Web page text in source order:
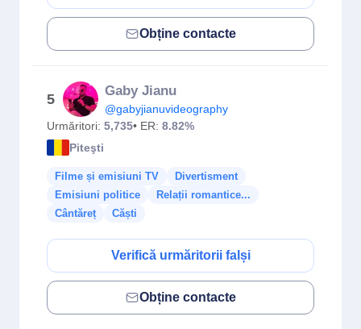
Obține contacte
5
Gaby Jianu
@gabyjianuvideography
Urmăritori: 5,735• ER: 8.82%
Piteşti
Filme și emisiuni TV
Divertisment
Emisiuni politice
Relații romantice...
Cântăreț
Căști
Verifică urmăritorii falși
Obține contacte